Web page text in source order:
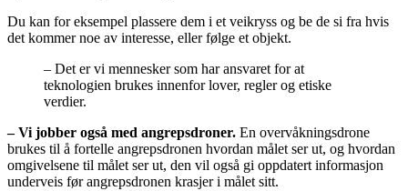
Du kan for eksempel plassere dem i et veikryss og be de si fra hvis
det kommer noe av interesse, eller følge et objekt.
– Det er vi mennesker som har ansvaret for at
teknologien brukes innenfor lover, regler og etiske
verdier.
– Vi jobber også med angrepsdroner. En overvåkningsdrone
brukes til å fortelle angrepsdronen hvordan målet ser ut, og hvordan
omgivelsene til målet ser ut, den vil også gi oppdatert informasjon
underveis før angrepsdronen krasjer i målet sitt.